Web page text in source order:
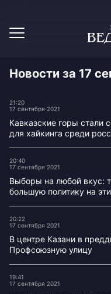
Новости за 17
21:20
17 сентября 2021
Кавказские горы
для хайкинга среди
20:40
17 сентября 2021
Выборы на любой вкус:
большую политику на
20:22
17 сентября 2021
В центре Казани в
Профсоюзную улицу
19:41
17 сентября 2021